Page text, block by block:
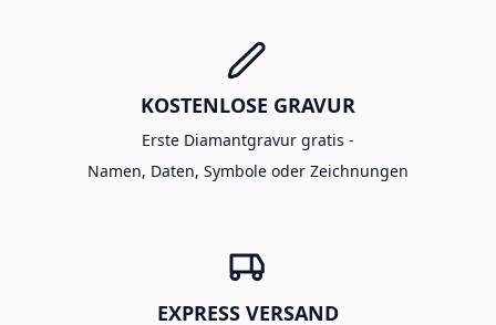
KOSTENLOSE GRAVUR
Erste Diamantgravur gratis -
Namen, Daten, Symbole oder Zeichnungen
EXPRESS VERSAND